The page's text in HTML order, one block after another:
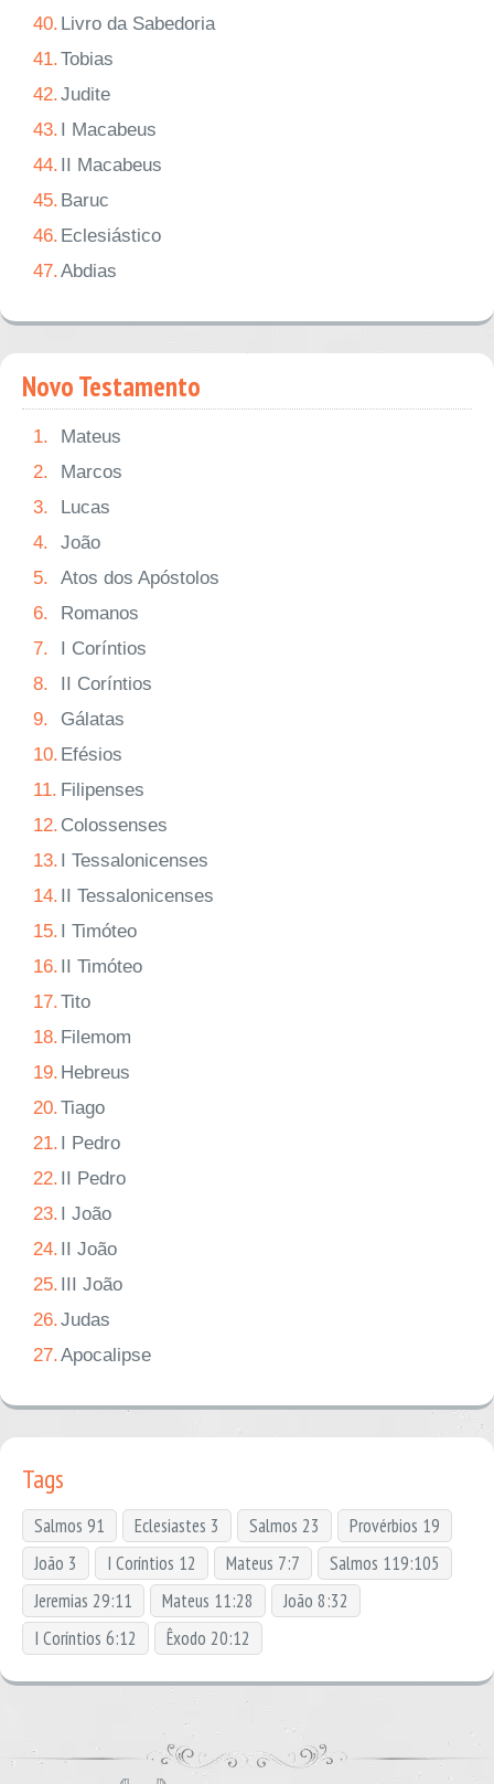
40. Livro da Sabedoria
41.Tobias
42.Judite
43. I Macabeus
44. II Macabeus
45. Baruc
46. Eclesiástico
47.Abdias
Novo Testamento
1.
Mateus
2.
Marcos
3.
Lucas
4.
João
5.
Atos dos Apóstolos
6.
Romanos
7.
I Coríntios
8.
II Coríntios
9.
Gálatas
10. Efésios
11. Filipenses
12. Colossenses
13. I Tessalonicenses
14. II Tessalonicenses
15. I Timóteo
16. II Timóteo
17.Tito
18. Filemom
19. Hebreus
20.Tiago
21. I Pedro
22. II Pedro
23. I João
24. II João
25. III João
26.Judas
27.Apocalipse
Tags
Salmos 91 Eclesiastes 3 Salmos 23
Provérbios 19
João 3
I Coríntios 12 Mateus 7:7
Salmos 119:105
Jeremias 29:11
Mateus 11:28
João 8:32
I Coríntios 6:12
Êxodo 20:12